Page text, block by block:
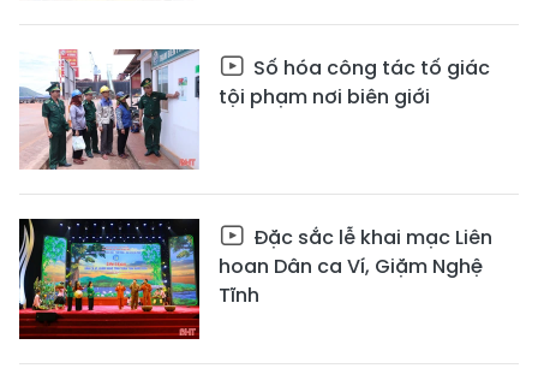
Số hóa công tác tố giác
tội phạm nơi biên giới
Đặc sắc lễ khai mạc Liên
hoan Dân ca Ví, Giặm Nghệ
Tĩnh